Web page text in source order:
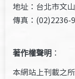
地址：台北市文
傳真：(02)2236-
著作權聲明 ：
本網站上刊載之